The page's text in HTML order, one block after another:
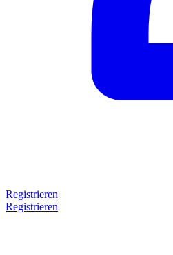
Registrieren
Registrieren